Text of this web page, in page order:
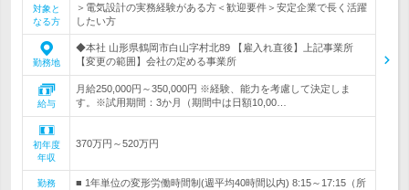
対象と
なる方
＞電気設計の実務経験がある方＜歓迎要件＞安定企業で長く活躍
したい方
勤務地
◆本社 山形県鶴岡市白山字村北89 【雇入れ直後】上記事業所
【変更の範囲】会社の定める事業所
給与
月給250,000円～350,000円 ※経験、能力を考慮して決定しま
す。※試用期間：3か月（期間中は日額10,00…
初年度
年収
370万円～520万円
勤務
■ 1年単位の変形労働時間制(週平均40時間以内) 8:15～17:15（所